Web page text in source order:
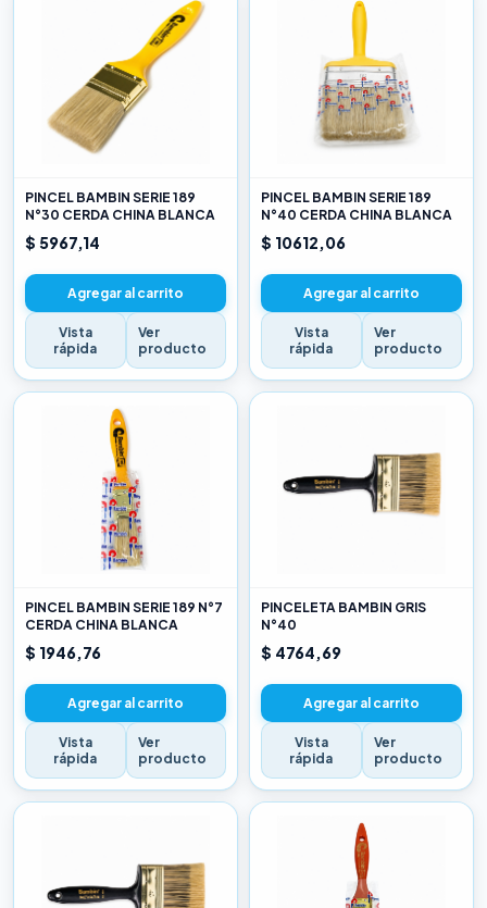
PINCEL BAMBIN SERIE 189
N°30 CERDA CHINA BLANCA
$ 5967,14
Agregar al carrito
Vista
rápida
Ver
producto
PINCEL BAMBIN SERIE 189
N°40 CERDA CHINA BLANCA
$ 10612,06
Agregar al carrito
Vista
rápida
Ver
producto
PINCEL BAMBIN SERIE 189 N°7
CERDA CHINA BLANCA
$ 1946,76
Agregar al carrito
Vista
rápida
Ver
producto
PINCELETA BAMBIN GRIS
N°40
$ 4764,69
Agregar al carrito
Vista
rápida
Ver
producto